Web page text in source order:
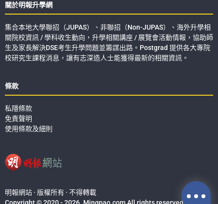
關於明報升學網
集合本地大學聯招（JUPAS）、非聯招（Non-JUPAS）、海外升學相
關院校資訊 / 學科收生動向，升學相關講座 / 展覽會活動情報，協助師
生及家長解決DSE考生升學問題並籌謀出路。Postgrad 提供各大專院
校研究生課程消息，讓有志深造人士能獲得最新的相關資訊。
條款
私隱條款
免責聲明
使用條款及細則
明報網站 · 版權所有 · 不得轉載
Copyright © 2020 - 2026. Mingpao.com All rights reserved.